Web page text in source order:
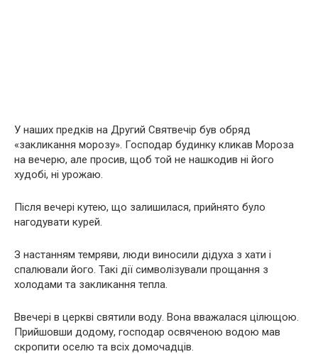
У наших предків на Другий Святвечір був обряд
«закликання морозу». Господар будинку кликав Мороза
на вечерю, але просив, щоб той не нашкодив ні його
худобі, ні урожаю.
Після вечері кутею, що залишилася, прийнято було
нагодувати курей.
З настанням темряви, люди виносили дідуха з хати і
спалювали його. Такі дії символізували прощання з
холодами та закликання тепла.
Ввечері в церкві святили воду. Вона вважалася цілющою.
Прийшовши додому, господар освяченою водою мав
скропити оселю та всіх домочадців.